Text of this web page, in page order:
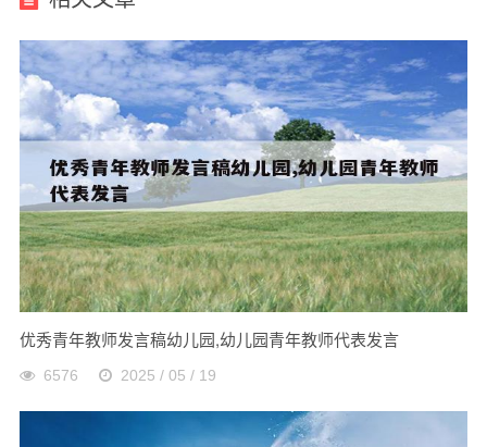
优秀青年教师发言稿幼儿园,幼儿园青年教师代表发言
6576 2025 / 05 / 19